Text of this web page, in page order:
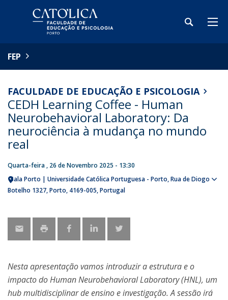
FEP
FACULDADE DE EDUCAÇÃO E PSICOLOGIA
CEDH Learning Coffee - Human
Neurobehavioral Laboratory: Da
neurociência à mudança no mundo
real
Quarta-feira , 26 de Novembro 2025 - 13:30
Sala Porto | Universidade Católica Portuguesa - Porto Rua de Diogo
Botelho 1327 Porto 4169-005 Portugal
Nesta apresentação vamos introduzir a estrutura e o
impacto do Human Neurobehavioral Laboratory (HNL), um
hub multidisciplinar de ensino e investigação. A sessão irá